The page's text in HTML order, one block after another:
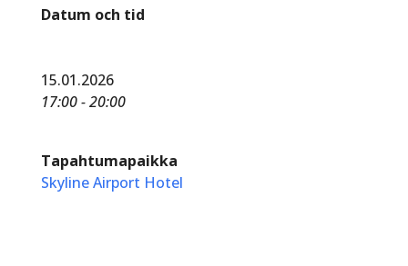
Datum och tid
15.01.2026
17:00 - 20:00
Tapahtumapaikka
Skyline Airport Hotel